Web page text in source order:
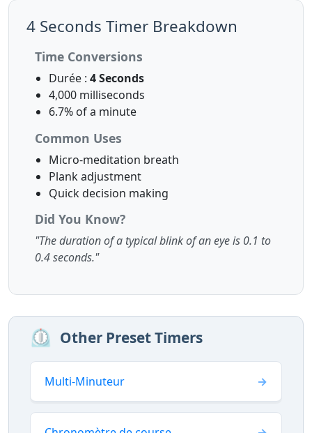
4 Seconds Timer Breakdown
Time Conversions
Durée : 4 Seconds
4,000 milliseconds
6.7% of a minute
Common Uses
Micro-meditation breath
Plank adjustment
Quick decision making
Did You Know?
"The duration of a typical blink of an eye is 0.1 to
0.4 seconds."
⏲️ Other Preset Timers
Multi-Minuteur